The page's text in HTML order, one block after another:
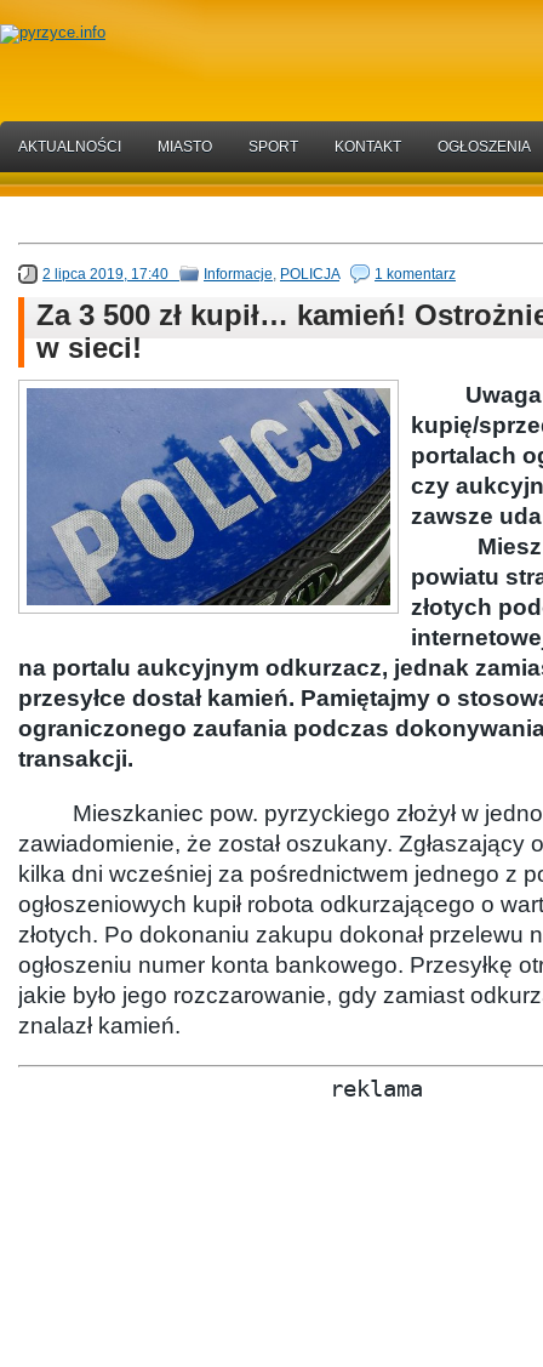
AKTUALNOŚCI MIASTO SPORT KONTAKT OGŁOSZENIA
2 lipca 2019, 17:40 Informacje POLICJA 1 komentarz
Za 3 500 zł kupił… kamień!
w sieci!
Uwaga!
kupię/
portalach
czy
zawsze
powiatu
złotych
na portalu aukcyjnym odkurzacz, jednak
przesyłce dostał kamień. Pamiętajmy o
ograniczonego zaufania podczas
transakcji.
Mieszkaniec pow. pyrzyckiego złożył w
zawiadomienie, że został oszukany. Zgłaszający
kilka dni wcześniej za pośrednictwem jednego z
ogłoszeniowych kupił robota odkurzającego o
złotych. Po dokonaniu zakupu dokonał przelewu
ogłoszeniu numer konta bankowego. Przesyłkę
jakie było jego rozczarowanie, gdy zamiast
znalazł kamień.
reklama